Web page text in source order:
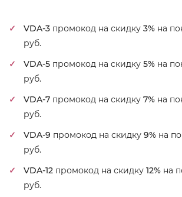
VDA-3 промокод на скидку 3% на
руб.
VDA-5 промокод на скидку 5% на
руб.
VDA-7 промокод на скидку 7% на
руб.
VDA-9 промокод на скидку 9% на
руб.
VDA-12 промокод на скидку 12% на
руб.